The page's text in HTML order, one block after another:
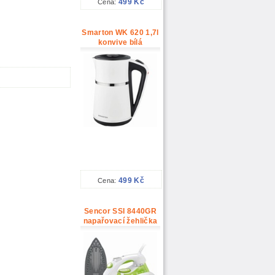
Cena: 499 Kč
Smarton WK 620 1,7l
konvive bílá
Cena: 499 Kč
Sencor SSI 8440GR
napařovací žehlička